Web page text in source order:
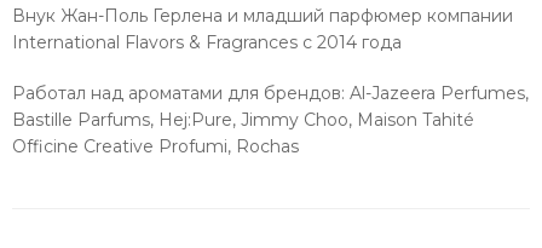
Внук Жан-Поль Герлена и младший парфюмер компании
International Flavors & Fragrances с 2014 года
Работал над ароматами для брендов: Al-Jazeera Perfumes,
Bastille Parfums, Hej:Pure, Jimmy Choo, Maison Tahité
Officine Creative Profumi, Rochas